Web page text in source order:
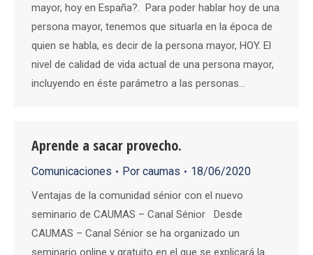
mayor, hoy en España?. Para poder hablar hoy de una
persona mayor, tenemos que situarla en la época de
quien se habla, es decir de la persona mayor, HOY. El
nivel de calidad de vida actual de una persona mayor,
incluyendo en éste parámetro a las personas…
Aprende a sacar provecho.
Comunicaciones Por caumas 18/06/2020
Ventajas de la comunidad sénior con el nuevo
seminario de CAUMAS – Canal Sénior Desde
CAUMAS – Canal Sénior se ha organizado un
seminario online y gratuito en el que se explicará la